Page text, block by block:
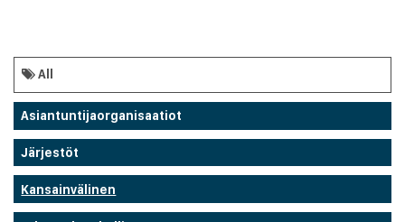
All
Asiantuntijaorganisaatiot
Järjestöt
Kansainvälinen